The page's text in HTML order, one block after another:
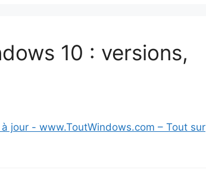
10 : versions,
jour - www.ToutWindows.com – Tout sur